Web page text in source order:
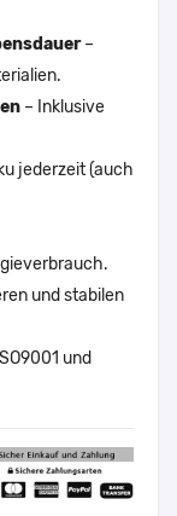
–
– Inklusive
jederzeit (auch
und stabilen
und